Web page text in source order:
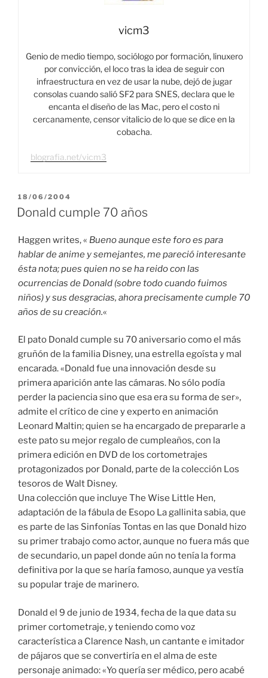
vicm3
Genio de medio tiempo, sociólogo por formación, linuxero
por convicción, el loco tras la idea de seguir con
infraestructura en vez de usar la nube, dejó de jugar
consolas cuando salió SF2 para SNES, declara que le
encanta el diseño de las Mac, pero el costo ni
cercanamente, censor vitalicio de lo que se dice en la
cobacha.
blografia.net/vicm3
PUBLICADO
EL
18/06/2004
Donald cumple 70 años
Haggen writes, « Bueno aunque este foro es para
hablar de anime y semejantes, me pareció interesante
ésta nota; pues quien no se ha reido con las
ocurrencias de Donald (sobre todo cuando fuimos
niños) y sus desgracias, ahora precisamente cumple 70
años de su creación.«
El pato Donald cumple su 70 aniversario como el más
gruñón de la familia Disney, una estrella egoísta y mal
encarada. «Donald fue una innovación desde su
primera aparición ante las cámaras. No sólo podía
perder la paciencia sino que esa era su forma de ser»,
admite el crítico de cine y experto en animación
Leonard Maltin; quien se ha encargado de prepararle a
este pato su mejor regalo de cumpleaños, con la
primera edición en DVD de los cortometrajes
protagonizados por Donald, parte de la colección Los
tesoros de Walt Disney.
Una colección que incluye The Wise Little Hen,
adaptación de la fábula de Esopo La gallinita sabia, que
es parte de las Sinfonías Tontas en las que Donald hizo
su primer trabajo como actor, aunque no fuera más que
de secundario, un papel donde aún no tenía la forma
definitiva por la que se haría famoso, aunque ya vestía
su popular traje de marinero.
Donald el 9 de junio de 1934, fecha de la que data su
primer cortometraje, y teniendo como voz
característica a Clarence Nash, un cantante e imitador
de pájaros que se convertiría en el alma de este
personaje animado: «Yo quería ser médico, pero acabé